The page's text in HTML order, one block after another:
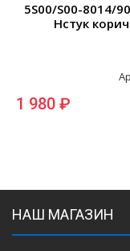
5S00/S00-8014/
Нстук
1 980 ₽
НАШ МАГАЗИН